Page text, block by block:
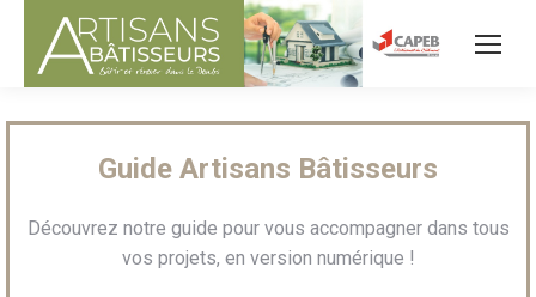
Guide Artisans Bâtisseurs
Découvrez notre guide pour vous accompagner dans tous
vos projets, en version numérique !